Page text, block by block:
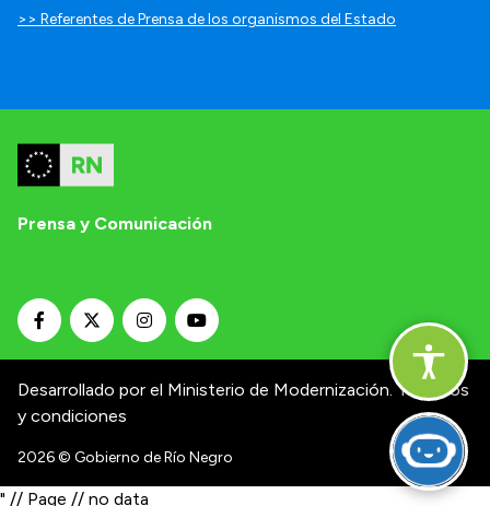
>> Referentes de Prensa de los organismos del Estado
Prensa y Comunicación
Desarrollado por el Ministerio de Modernización. Términos
y condiciones
2026© Gobierno de Río Negro
" // Page // no data